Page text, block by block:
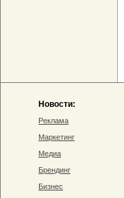
Новости:
Реклама
Маркетинг
Медиа
Брендинг
Бизнес